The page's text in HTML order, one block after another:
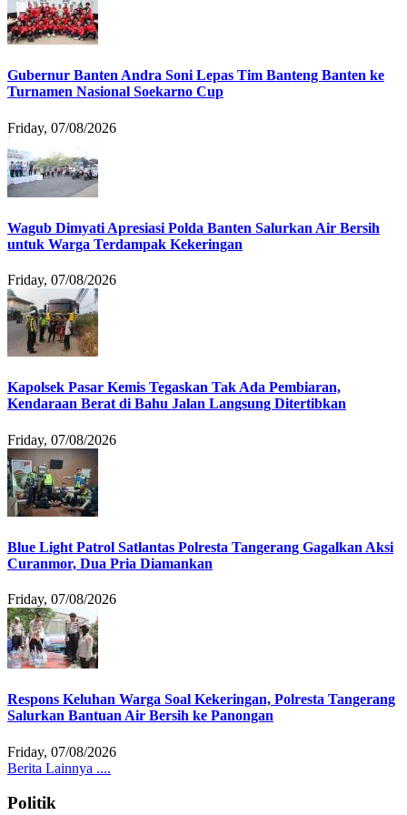
Gubernur Banten Andra Soni Lepas Tim Banteng Banten ke
Turnamen Nasional Soekarno Cup
Friday, 07/08/2026
Wagub Dimyati Apresiasi Polda Banten Salurkan Air Bersih
untuk Warga Terdampak Kekeringan
Friday, 07/08/2026
Kapolsek Pasar Kemis Tegaskan Tak Ada Pembiaran,
Kendaraan Berat di Bahu Jalan Langsung Ditertibkan
Friday, 07/08/2026
Blue Light Patrol Satlantas Polresta Tangerang Gagalkan Aksi
Curanmor, Dua Pria Diamankan
Friday, 07/08/2026
Respons Keluhan Warga Soal Kekeringan, Polresta Tangerang
Salurkan Bantuan Air Bersih ke Panongan
Friday, 07/08/2026
Berita Lainnya ....
Politik